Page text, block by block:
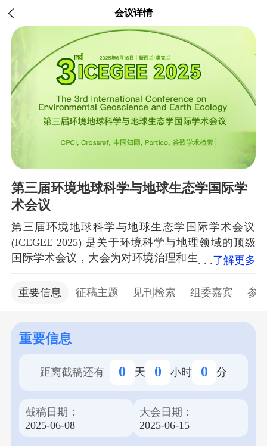
会议详情
第三届环境地球科学与地球生态学国际学
术会议
了解更多
第三届环境地球科学与地球生态学国际学术会议
(ICEGEE 2025) 是关于环境科学与地理领域的顶级
国际学术会议，大会为对环境治理和生
们的研究成果和成就的绝佳机会，从而促进沟通与
瑙河大学和思特雅大学联合主办，于2025年6月16日
召开，向全球学者开放，欢迎国内外环境工程、生
本次大会分为线上线下两个会场形式，线上会场免
组讨论、论文展示等丰富多样的形式，交流高质量
的研究成果。录用的论文将发表在Theoretical and
重要信息 征稿主题 见刊检索 组委嘉宾 参
重要信息
距离截稿还有 0 天 0 小时 0 分
截稿日期：
2025-06-08
大会日期：
2025-06-15